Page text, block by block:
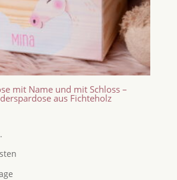
mit Name und mit Schloss –
aus Fichteholz